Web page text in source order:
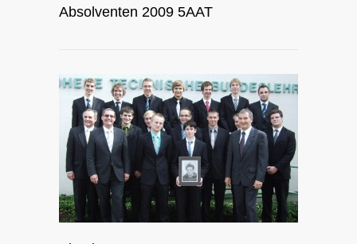
Absolventen 2009 5AAT